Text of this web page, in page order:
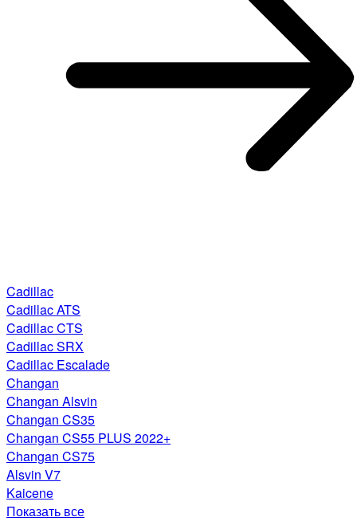
Cadillac
Cadillac ATS
Cadillac CTS
Cadillac SRX
Cadillac Escalade
Changan
Changan Alsvin
Changan CS35
Changan CS55 PLUS 2022+
Changan CS75
Alsvin V7
Kaicene
Показать все